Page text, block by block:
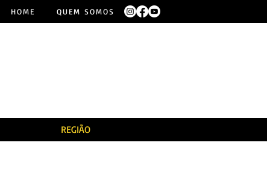
HOME QUEM SOMOS
REGIÃO